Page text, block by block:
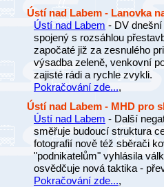
Ústí nad Labem - Lanovka
Ústí nad Labem - DV
spojený s rozsáhlou
započaté již za zesnulého
výsadba zeleně, venkovní
zajisté rádi a rychle zvykli.
Pokračování zde...,
Ústí nad Labem - MHD pro
Ústí nad Labem - Další
směřuje budoucí struktura
fotografií nově též sběrači
"podnikatelům" vyhlásila
osvědčuje nová taktika -
Pokračování zde...,